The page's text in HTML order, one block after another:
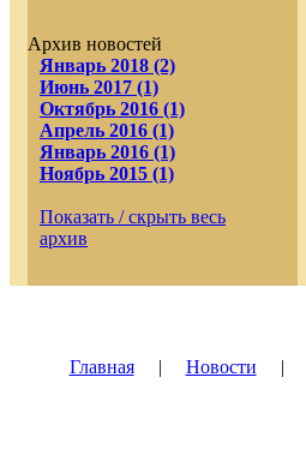
Архив новостей
Январь 2018 (2)
Июнь 2017 (1)
Октябрь 2016 (1)
Апрель 2016 (1)
Январь 2016 (1)
Ноябрь 2015 (1)
Показать / скрыть весь
архив
Главная| Новости |